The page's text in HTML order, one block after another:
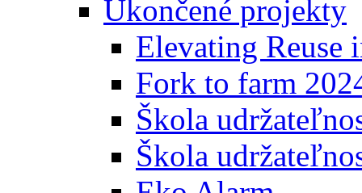
Ukončené projekty
Elevating Reuse
Fork to farm
Škola
Škola